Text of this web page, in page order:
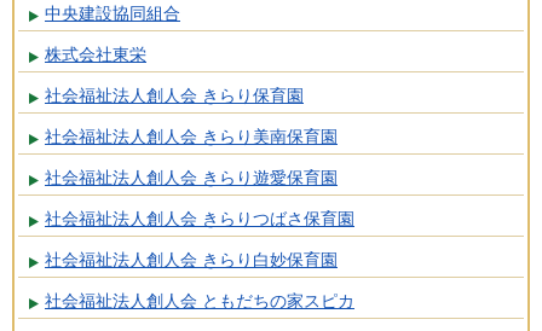
中央建設協同組合
株式会社東栄
社会福祉法人創人会 きらり保育園
社会福祉法人創人会 きらり美南保育園
社会福祉法人創人会 きらり遊愛保育園
社会福祉法人創人会 きらりつばさ保育園
社会福祉法人創人会 きらり白妙保育園
社会福祉法人創人会 ともだちの家スピカ